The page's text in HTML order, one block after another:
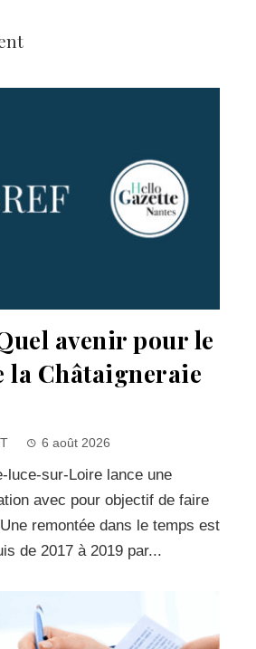
avenir pour le
la Châtaigneraie
6 août 2026
luce-sur-Loire lance une
avec pour objectif de faire
remontée dans le temps est
de 2017 à 2019 par...